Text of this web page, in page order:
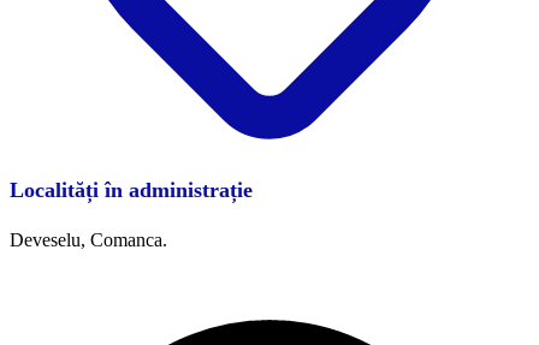
Localități în administrație
Deveselu, Comanca.